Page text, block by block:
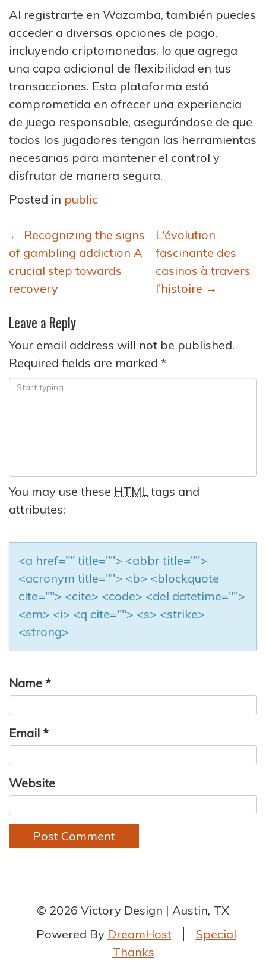
Al registrarte en Wazamba, también puedes
acceder a diversas opciones de pago,
incluyendo criptomonedas, lo que agrega
una capa adicional de flexibilidad en tus
transacciones. Esta plataforma está
comprometida en ofrecer una experiencia
de juego responsable, asegurándose de que
todos los jugadores tengan las herramientas
necesarias para mantener el control y
disfrutar de manera segura.
Posted in public
Post
navigation
← Recognizing the signs
of gambling addiction A
crucial step towards
recovery
L'évolution
fascinante des
casinos à travers
l'histoire →
Leave a Reply
Your email address will not be published.
Required fields are marked *
You may use these HTML tags and
attributes:
<a href="" title=""> <abbr title="">
<acronym title=""> <b> <blockquote
cite=""> <cite> <code> <del datetime="">
<em> <i> <q cite=""> <s> <strike>
<strong>
Name *
Email *
Website
© 2026 Victory Design
Austin, TX
Powered By DreamHost
Special
Thanks